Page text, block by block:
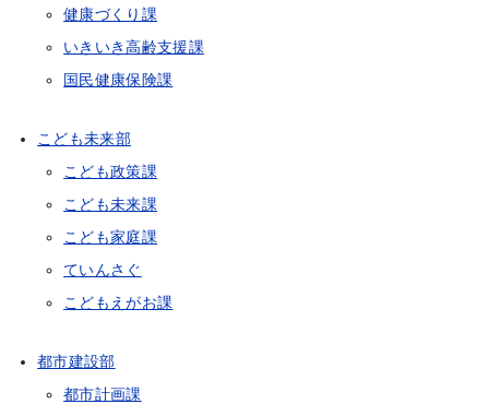
健康づくり課
いきいき高齢支援課
国民健康保険課
こども未来部
こども政策課
こども未来課
こども家庭課
ていんさぐ
こどもえがお課
都市建設部
都市計画課